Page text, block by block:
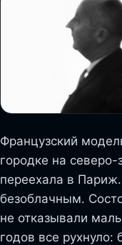
Французский
городке на
переехала в
безоблачным.
не отказывали
годов все рухнуло: